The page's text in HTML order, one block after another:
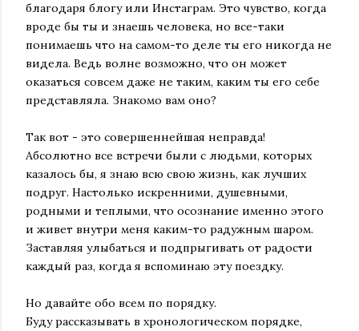
благодаря блогу или Инстаграм. Это чувство, когда
вроде бы ты и знаешь человека, но все-таки
понимаешь что на самом-то деле ты его никогда не
видела. Ведь волне возможно, что он может
оказаться совсем даже не таким, каким ты его себе
представляла. Знакомо вам оно?
Так вот - это совершеннейшая неправда!
Абсолютно все встречи были с людьми, которых
казалось бы, я знаю всю свою жизнь, как лучших
подруг. Настолько искренними, душевными,
родными и теплыми, что осознание именно этого
и живет внутри меня каким-то радужным шаром.
Заставляя улыбаться и подпрыгивать от радости
каждый раз, когда я вспоминаю эту поездку.
Но давайте обо всем по порядку.
Буду рассказывать в хронологическом порядке,